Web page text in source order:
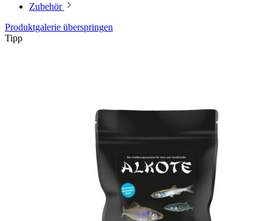
Zubehör
Produktgalerie überspringen
Tipp